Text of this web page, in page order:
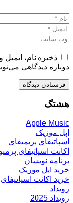
ذخیره نام،
دوباره دیدگاهی
هشتگ
Apple Music
اپل موزیک
اسپاتیفای پریمیفای
اکانت اسپاتیفای
برنامه نویسان
خرید اپل موزیک
خرید اکانت اسپاتیفای
رویداد
رویداد 2025